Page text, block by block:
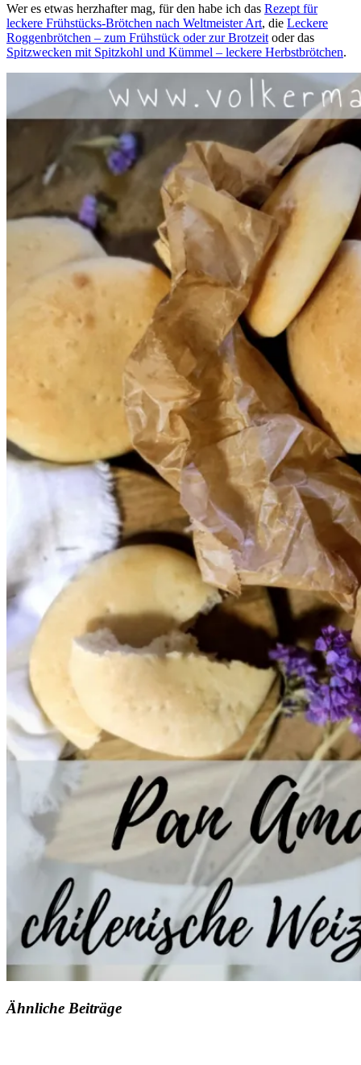
Wer es etwas herzhafter mag, für den habe ich das Rezept für
leckere Frühstücks-Brötchen nach Weltmeister Art, die Leckere
Roggenbrötchen – zum Frühstück oder zur Brotzeit oder das
Spitzwecken mit Spitzkohl und Kümmel – leckere Herbstbrötchen.
Ähnliche Beiträge